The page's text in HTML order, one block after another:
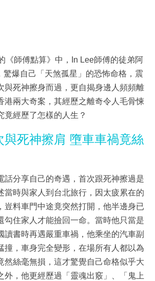
《師傅點算》中，In Lee師傅的徒弟阿
驚爆自己「天煞孤星」的恐怖命格，震
與死神擦身而過，更自揭身邊人頻頻離
港兩大奇案，其經歷之離奇令人毛骨悚
竟經歷了怎樣的人生？
與死神擦肩 墮車車禍竟絲
話分享自己的奇遇，首次跟死神擦過是
當時與家人到台北旅行，因太疲累在的
豈料車門中途竟突然打開，他半邊身已
勾住家人才能撿回一命。當時他只當是
讀書時再遇嚴重車禍，他乘坐的汽車副
撞，車身完全變形，在場所有人都以為
然絲毫無損，這才驚覺自己命格似乎大
外，他更經歷過「靈魂出竅」、「鬼上